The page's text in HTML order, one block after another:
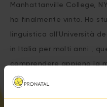
Manhattanville College,
ha finalmente vinto. Ho
linguistica all'Università
in Italia per molti anni ,
comprendere appieno la
italiana.